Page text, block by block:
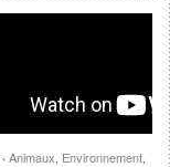
· Animaux, Environnement,